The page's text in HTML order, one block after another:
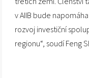
v AIIB bude
rozvoj investiční
regionu“, soudí Feng